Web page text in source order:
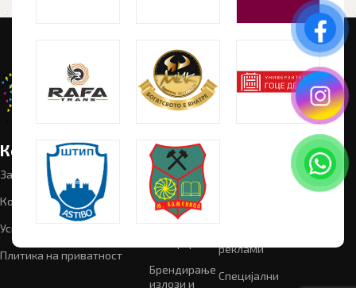
Корисни линкови
За нас
Контакт
Успешни проекти
Плитика на приватност
Категории
Графички
дизајн
Текстил
Брендирање
излози и
реклами
Специјални
Следете
не: